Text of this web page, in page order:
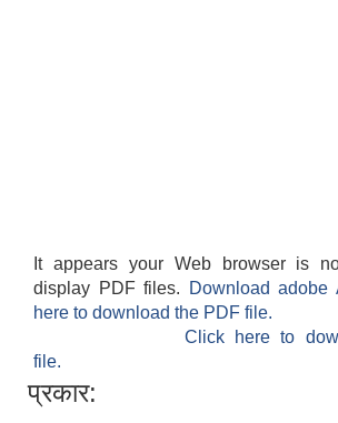
It appears your Web browser is
display PDF files.
Download
here to download the PDF file.
Click here to
file.
प्रकार: